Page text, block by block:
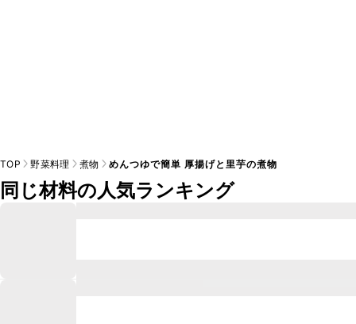
TOP 野菜料理 煮物 めんつゆで簡単 厚揚げと里芋の煮物
同じ材料の人気ランキング